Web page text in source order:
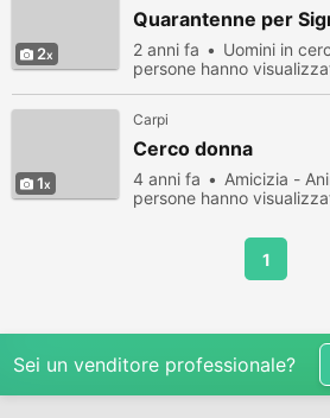
2
Quarantenne per
2 anni fa Uomini in
persone hanno
1
Carpi
Cerco donna
4 anni fa Amicizia -
persone hanno
1
Sei un venditore professionale?